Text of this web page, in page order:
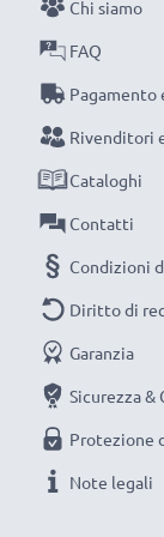
Scegli
per il tuo
Chi siamo
FAQ
Pagamento
Rivenditori
Cataloghi
Contatti
Condizioni
Diritto di
Garanzia
Sicurezza
Protezione
Note legali